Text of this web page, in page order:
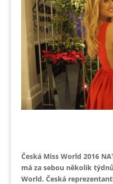
Česká Miss World 2016
má za sebou několik
World. Česká